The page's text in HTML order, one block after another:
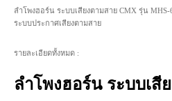
ลำโพงฮอร์น ระบบเสียงตามสาย CMX รุ่น MHS-
ระบบประกาศเสียงตามสาย
รายละเอียดทั้งหมด :
ลำโพงฮอร์น ระบบเสี